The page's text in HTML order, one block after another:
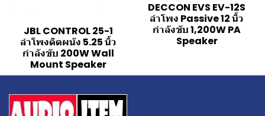
JBL CONTROL 25-1
ลำโพงติดผนัง 5.25 นิ้ว
กำลังขับ 200W Wall
Mount Speaker
DECCON EVS EV-12S
ลำโพง Passive 12 นิ้ว
กำลังขับ 1,200W PA
Speaker